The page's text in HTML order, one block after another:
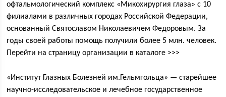
офтальмологический комплекс «Микохирургия глаза» с 10
филиалами в различных городах Российской Федерации,
основанный Святославом Николаевичем Федоровым. За
годы своей работы помощь получили более 5 млн. человек.
Перейти на страницу организации в каталоге >>>
«Институт Глазных Болезней им.Гельмгольца» — старейшее
научно-исследовательское и лечебное государственное